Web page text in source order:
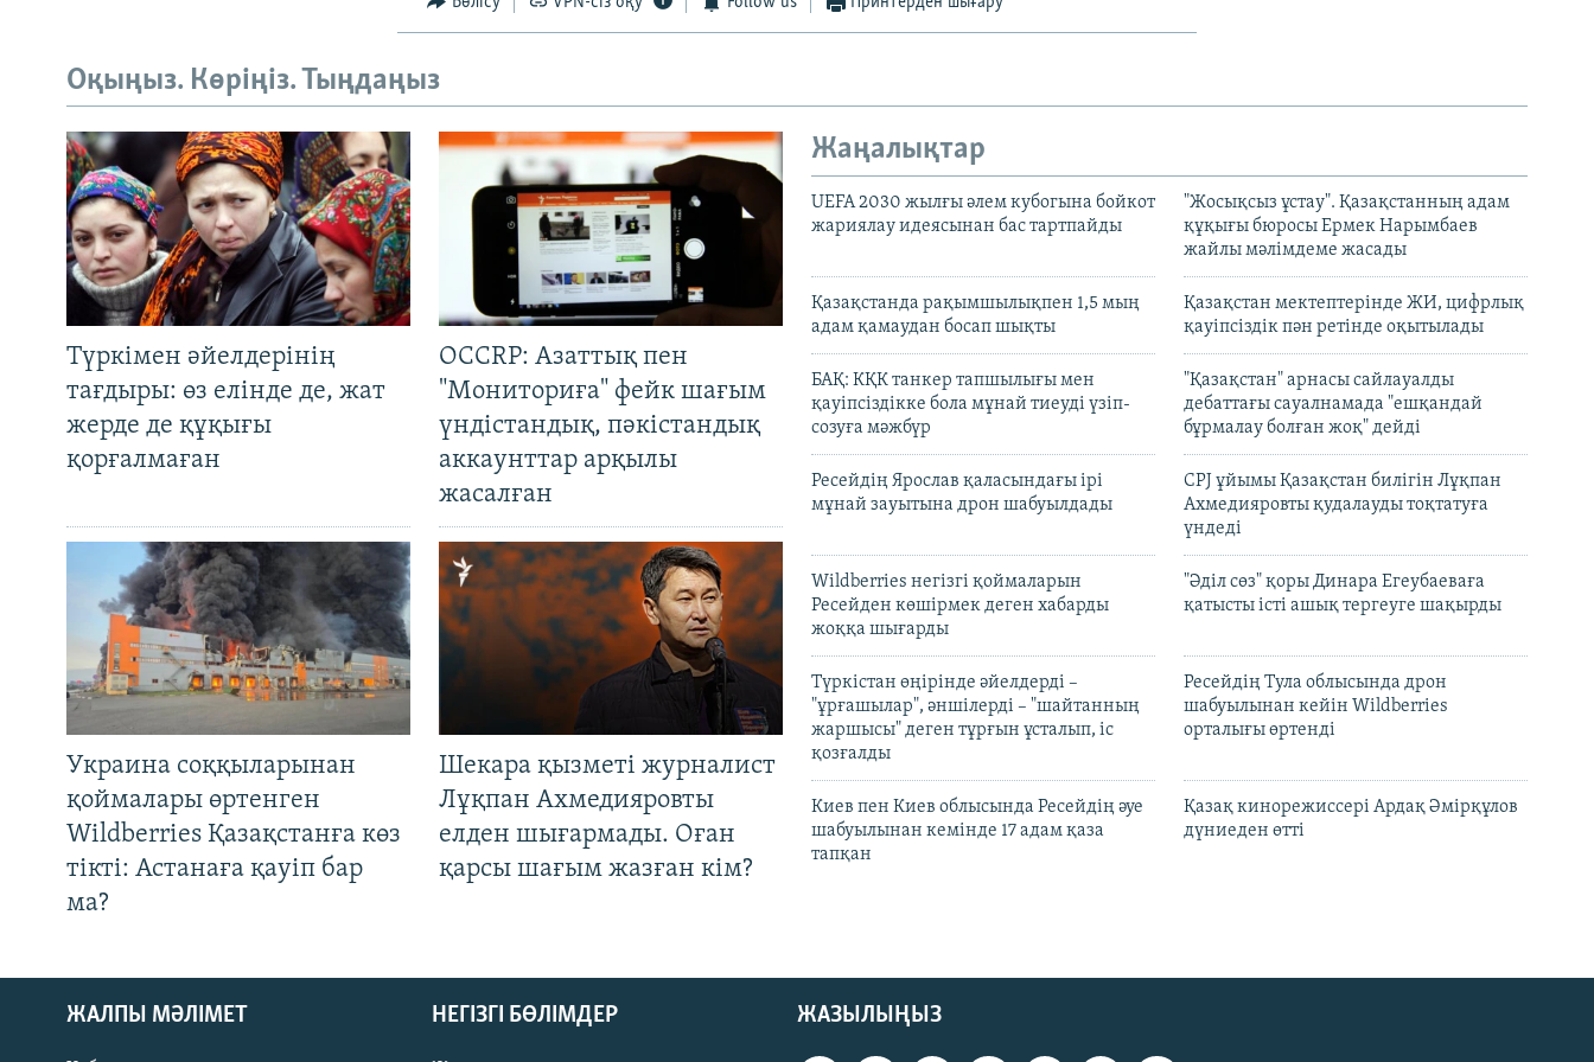
Оқыңыз. Көріңіз. Тыңдаңыз
Түркімен әйелдерінің
тағдыры: өз елінде де, жат
жерде де құқығы
қорғалмаған
OCCRP: Азаттық пен
"Мониториға" фейк шағым
үндістандық, пәкістандық
аккаунттар арқылы
жасалған
Украина соққыларынан
қоймалары өртенген
Wildberries Қазақстанға көз
тікті: Астанаға қауіп бар
ма?
Шекара қызметі журналист
Лұқпан Ахмедияровты
елден шығармады. Оған
қарсы шағым жазған кім?
Жаңалықтар
UEFA 2030 жылғы әлем кубогына бойкот
жариялау идеясынан бас тартпайды
"Жосықсыз ұстау". Қазақстанның адам
құқығы бюросы Ермек Нарымбаев
жайлы мәлімдеме жасады
Қазақстанда рақымшылықпен 1,5 мың
адам қамаудан босап шықты
Қазақстан мектептерінде ЖИ, цифрлық
қауіпсіздік пән ретінде оқытылады
БАҚ: КҚК танкер тапшылығы мен
қауіпсіздікке бола мұнай тиеуді үзіп-
созуға мәжбүр
"Қазақстан" арнасы сайлауалды
дебаттағы сауалнамада "ешқандай
бұрмалау болған жоқ" дейді
Ресейдің Ярослав қаласындағы ірі
мұнай зауытына дрон шабуылдады
CPJ ұйымы Қазақстан билігін Лұқпан
Ахмедияровты қудалауды тоқтатуға
үндеді
Wildberries негізгі қоймаларын
Ресейден көшірмек деген хабарды
жоққа шығарды
"Әділ сөз" қоры Динара Егеубаеваға
қатысты істі ашық тергеуге шақырды
Түркістан өңірінде әйелдерді –
"ұрғашылар", әншілерді – "шайтанның
жаршысы" деген тұрғын ұсталып, іс
қозғалды
Ресейдің Тула облысында дрон
шабуылынан кейін Wildberries
орталығы өртенді
Киев пен Киев облысында Ресейдің әуе
шабуылынан кемінде 17 адам қаза
тапқан
Қазақ кинорежиссері Ардақ Әмірқұлов
дүниеден өтті
ЖАЗЫЛЫҢЫЗ
ЖАЛПЫ МӘЛІМЕТ НЕГІЗГІ БӨЛІМДЕР